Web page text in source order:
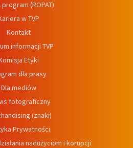
program (ROPAT)
w TVP
Kontakt
informacji TVP
Etyki
dla prasy
Dla mediów
fotograficzny
(znaki)
Prywatności
nadużyciom i korupcji